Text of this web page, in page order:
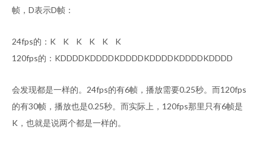
帧，D表示D帧：
24fps的：K K K K K K
120fps的：KDDDDKDDDDKDDDDKDDDDKDDDDKDDDD
会发现都是一样的。24fps的有6帧，播放需要0.25秒。而120fps
的有30帧，播放也是0.25秒。而实际上，120fps那里只有6帧是
K，也就是说两个都是一样的。